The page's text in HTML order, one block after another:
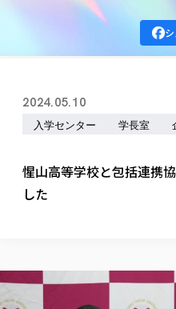
建学の精神・教育の理念
教育方針
各種方針
大学の概要
大学の歩み
関連法人
大学の取り組み
社会連携・研究
カリキュラム編成ガイドラ
公的資金等の不正使用の
研究活動における不正行
情報公開
情報公開
中期事業計画
福祉心理学科
福祉行政学科
共生まちづくり学部
共生まちづくり学科
教育学部
教育学部
保健看護学科
情報福祉マネジメント
デジタルパンフ
就職状況
東北福祉大学のキャリ
東北福祉大学のキャリア
文化会・文化系サーク
国際交流
交換留学生 Exchange
2024.05.10
入学センター 学長室
惺山高等学校と包括連携
した